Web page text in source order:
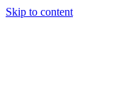
Skip to content